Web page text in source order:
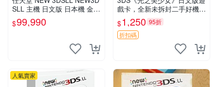
SLL 主機 日文版 日本機 金屬
藍 附充電器 保護貼【台中恐
龍電玩】
$99,990
戲卡，全新未拆封二手好機，
直送無虞 3ds 光之美少女 日
版 游戲卡
$1,250 95折
折扣碼
人氣賣家